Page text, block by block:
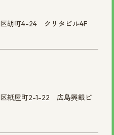
胡町4-24 クリタビル4F
紙屋町2-1-22 広島興銀ビ